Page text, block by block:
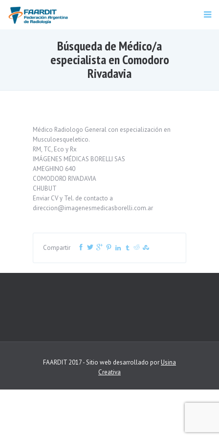
Búsqueda de Médico/a
especialista en Comodoro
Rivadavia
Médico Radiologo General con especialización en
Musculoesqueletico.
RM, TC, Eco y Rx
IMÁGENES MÉDICAS BORELLI SAS
AMEGHINO 640
COMODORO RIVADAVIA
CHUBUT
Enviar CV y Tel. de contacto a
direccion@imagenesmedicasborelli.com.ar
Compartir
FAARDIT 2017 - Sitio web desarrollado porUsina
Creativa